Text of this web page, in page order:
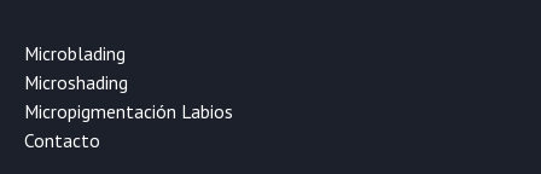
Microblading
Microshading
Micropigmentación Labios
Contacto